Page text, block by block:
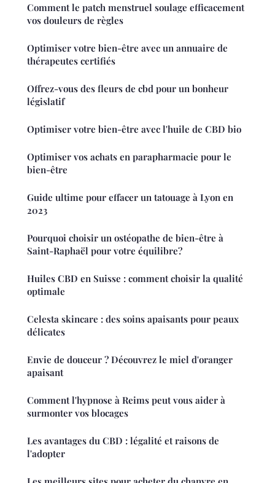
Comment le patch menstruel soulage efficacement
vos douleurs de règles
Optimiser votre bien-être avec un annuaire de
thérapeutes certifiés
Offrez-vous des fleurs de cbd pour un bonheur
législatif
Optimiser votre bien-être avec l'huile de CBD bio
Optimiser vos achats en parapharmacie pour le
bien-être
Guide ultime pour effacer un tatouage à Lyon en
2023
Pourquoi choisir un ostéopathe de bien-être à
Saint-Raphaël pour votre équilibre?
Huiles CBD en Suisse : comment choisir la qualité
optimale
Celesta skincare : des soins apaisants pour peaux
délicates
Envie de douceur ? Découvrez le miel d'oranger
apaisant
Comment l'hypnose à Reims peut vous aider à
surmonter vos blocages
Les avantages du CBD : légalité et raisons de
l'adopter